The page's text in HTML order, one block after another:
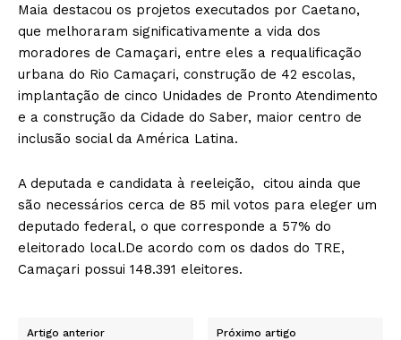
Maia destacou os projetos executados por Caetano,
que melhoraram significativamente a vida dos
moradores de Camaçari, entre eles a requalificação
urbana do Rio Camaçari, construção de 42 escolas,
implantação de cinco Unidades de Pronto Atendimento
e a construção da Cidade do Saber, maior centro de
inclusão social da América Latina.
A deputada e candidata à reeleição, citou ainda que
são necessários cerca de 85 mil votos para eleger um
deputado federal, o que corresponde a 57% do
eleitorado local.De acordo com os dados do TRE,
Camaçari possui 148.391 eleitores.
Artigo anterior Próximo artigo